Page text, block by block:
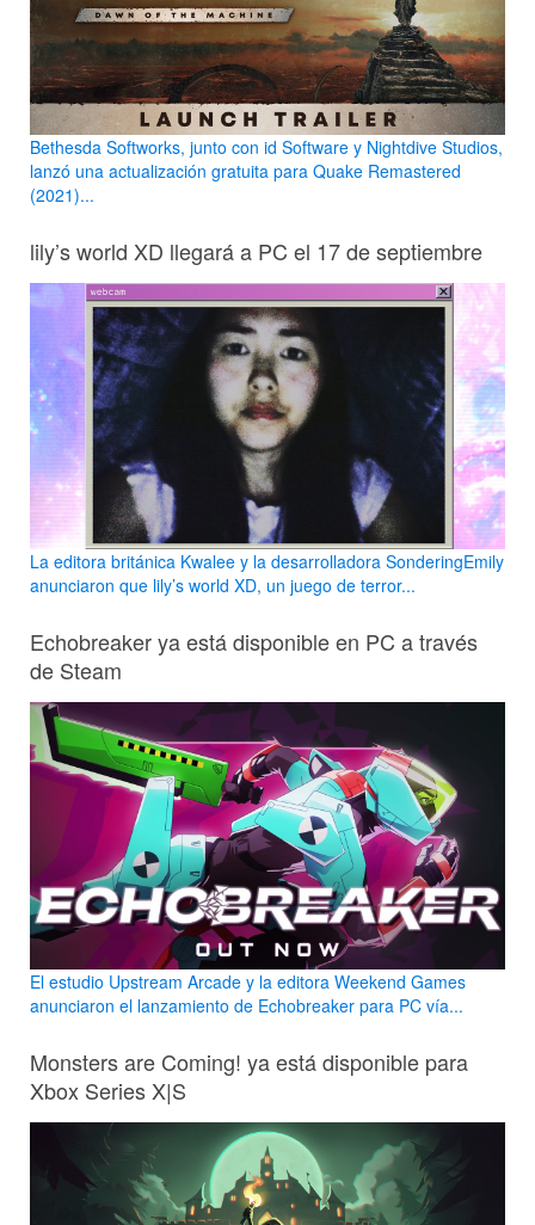
Bethesda Softworks, junto con id Software y Nightdive Studios,
lanzó una actualización gratuita para Quake Remastered
(2021)...
lily’s world XD llegará a PC el 17 de septiembre
La editora británica Kwalee y la desarrolladora SonderingEmily
anunciaron que lily’s world XD, un juego de terror...
Echobreaker ya está disponible en PC a través
de Steam
El estudio Upstream Arcade y la editora Weekend Games
anunciaron el lanzamiento de Echobreaker para PC vía...
Monsters are Coming! ya está disponible para
Xbox Series X|S